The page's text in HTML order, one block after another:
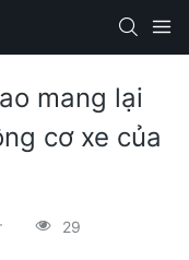
mang lại
cơ xe của
29